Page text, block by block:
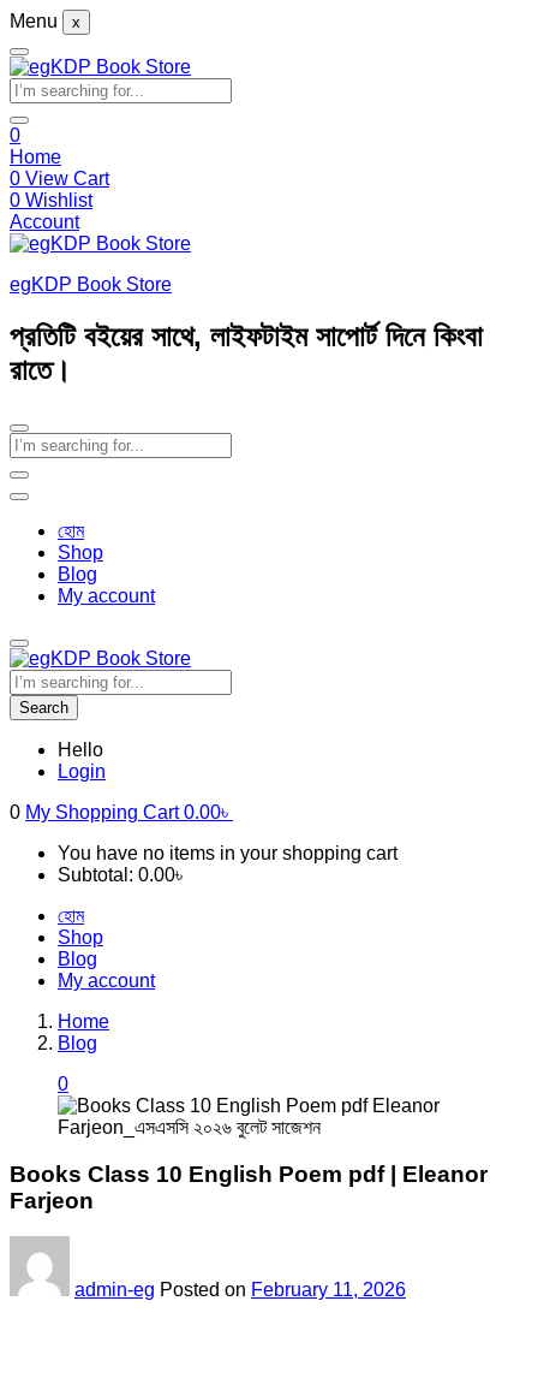
Menu x
0
Home
0 View Cart
0 Wishlist
Account
egKDP Book Store
প্রতিটি বইয়ের সাথে, লাইফটাইম সাপোর্ট দিনে কিংবা
রাতে।
হোম
Shop
Blog
My account
Search
Hello
Login
0 My Shopping Cart0.00৳
You have no items in your shopping cart
Subtotal: 0.00৳
হোম
Shop
Blog
My account
Home
Blog
0
Books Class 10 English Poem pdf | Eleanor
Farjeon
admin-eg Posted on February 11, 2026